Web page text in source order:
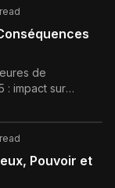
de
: impact sur
Pouvoir et